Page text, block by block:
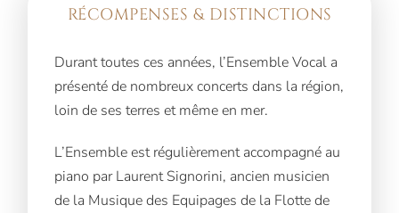
RÉCOMPENSES & DISTINCTIONS
Durant toutes ces années, l’Ensemble Vocal a
présenté de nombreux concerts dans la région,
loin de ses terres et même en mer.
L’Ensemble est régulièrement accompagné au
piano par Laurent Signorini, ancien musicien
de la Musique des Equipages de la Flotte de